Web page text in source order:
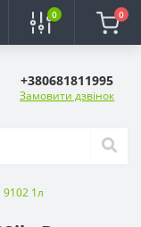
0 0
+380681811995
Замовити дзвінок
9102 1л